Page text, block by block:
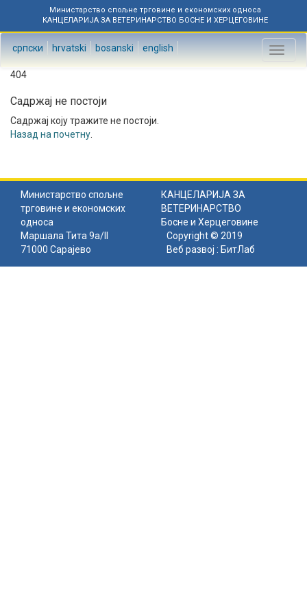
Министарство спољне трговине и економских односа
КАНЦЕЛАРИЈА ЗА ВЕТЕРИНАРСТВО БОСНЕ И ХЕРЦЕГОВИНЕ
српски hrvatski bosanski english
Toggle
404
Садржај не постоји
Садржај коју тражите не постоји.
Назад на почетну
Министарство спољне
трговине и економских
односа
КАНЦЕЛАРИЈА ЗА
ВЕТЕРИНАРСТВО
Босне и Херцеговине
Маршала Тита 9а/II
71000 Сарајево
Copyright © 2019
Веб развој : БитЛаб